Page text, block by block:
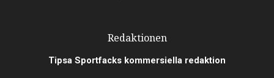
Redaktionen
Tipsa Sportfacks kommersiella redaktion